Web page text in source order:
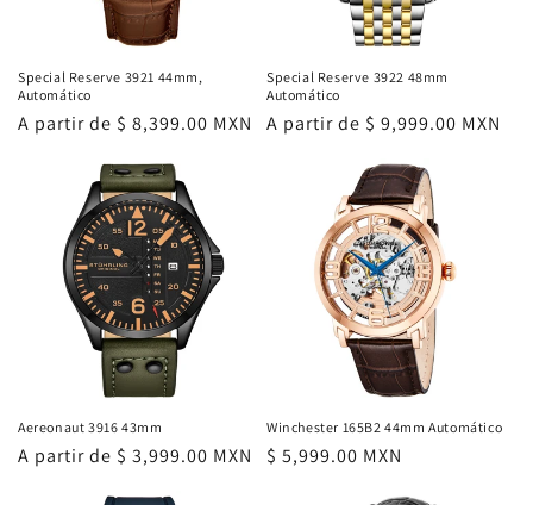
Special Reserve 3921 44mm,
Automático
Precio
A partir de $ 8,399.00 MXN
Special Reserve 3922 48mm
Automático
Precio
A partir de $ 9,999.00 MXN
Aereonaut 3916 43mm
Precio
A partir de $ 3,999.00 MXN
Winchester 165B2 44mm Automático
Precio
$ 5,999.00 MXN